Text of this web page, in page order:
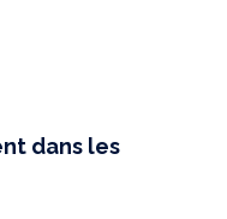
dans les